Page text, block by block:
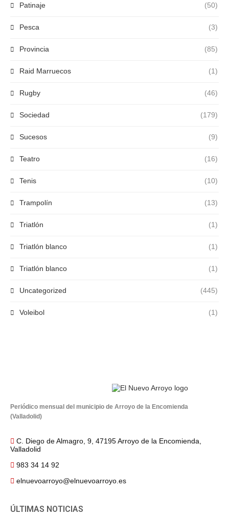
Patinaje (50)
Pesca (3)
Provincia (85)
Raid Marruecos (1)
Rugby (46)
Sociedad (179)
Sucesos (9)
Teatro (16)
Tenis (10)
Trampolín (13)
Triatlón (1)
Triatlón blanco (1)
Triatlón blanco (1)
Uncategorized (445)
Voleibol (1)
Periódico mensual del municipio de Arroyo de la Encomienda
(Valladolid)
C. Diego de Almagro, 9, 47195 Arroyo de la Encomienda,
Valladolid
983 34 14 92
elnuevoarroyo@elnuevoarroyo.es
ÚLTIMAS NOTICIAS